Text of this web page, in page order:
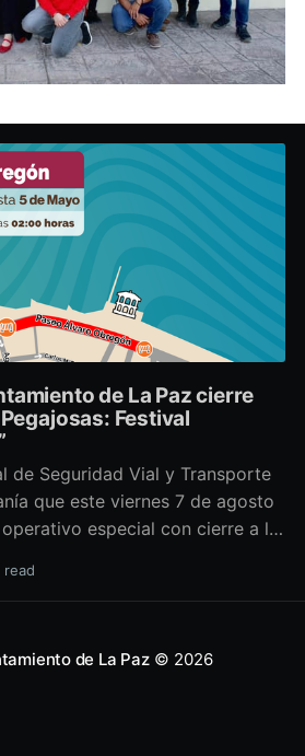
de La Paz cierre
Festival
de Seguridad Vial y Transporte
que este viernes 7 de agosto
especial con cierre a la
Pegajosas: Festival
read
de La Paz© 2026